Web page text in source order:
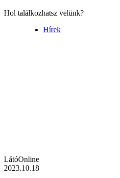
Hol találkozhatsz velünk?
Hírek
LátóOnline
2023.10.18